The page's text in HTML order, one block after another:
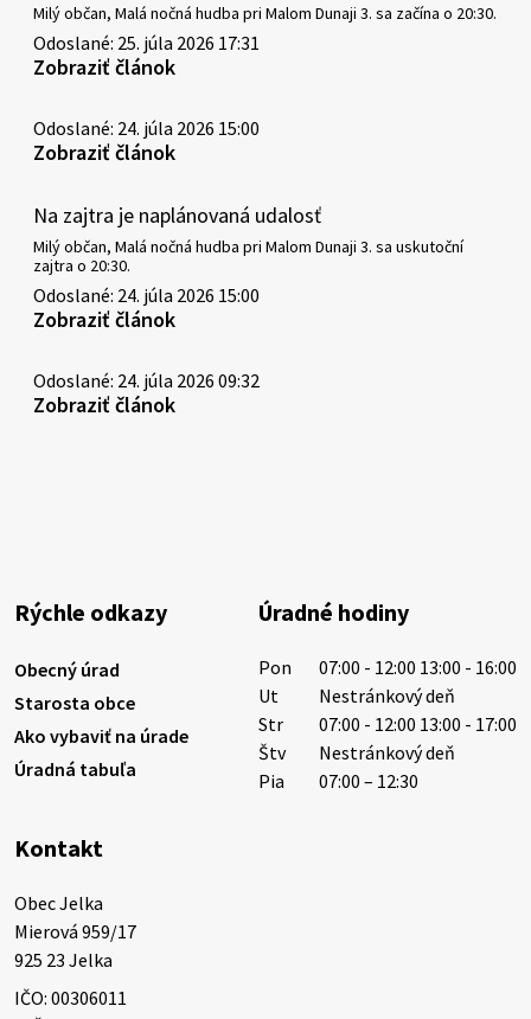
Milý občan, Malá nočná hudba pri Malom Dunaji 3. sa začína o 20:30.
Odoslané: 25. júla 2026 17:31
Zobraziť článok
Odoslané: 24. júla 2026 15:00
Zobraziť článok
Na zajtra je naplánovaná udalosť
Milý občan, Malá nočná hudba pri Malom Dunaji 3. sa uskutoční
zajtra o 20:30.
Odoslané: 24. júla 2026 15:00
Zobraziť článok
Odoslané: 24. júla 2026 09:32
Zobraziť článok
Rýchle odkazy
Obecný úrad
Starosta obce
Ako vybaviť na úrade
Úradná tabuľa
Úradné hodiny
Pon
07:00 - 12:00 13:00 - 16:00
Ut
Nestránkový deň
Str
07:00 - 12:00 13:00 - 17:00
Štv
Nestránkový deň
Pia
07:00 – 12:30
Kontakt
Obec Jelka
Mierová 959/17
925 23 Jelka
IČO: 00306011